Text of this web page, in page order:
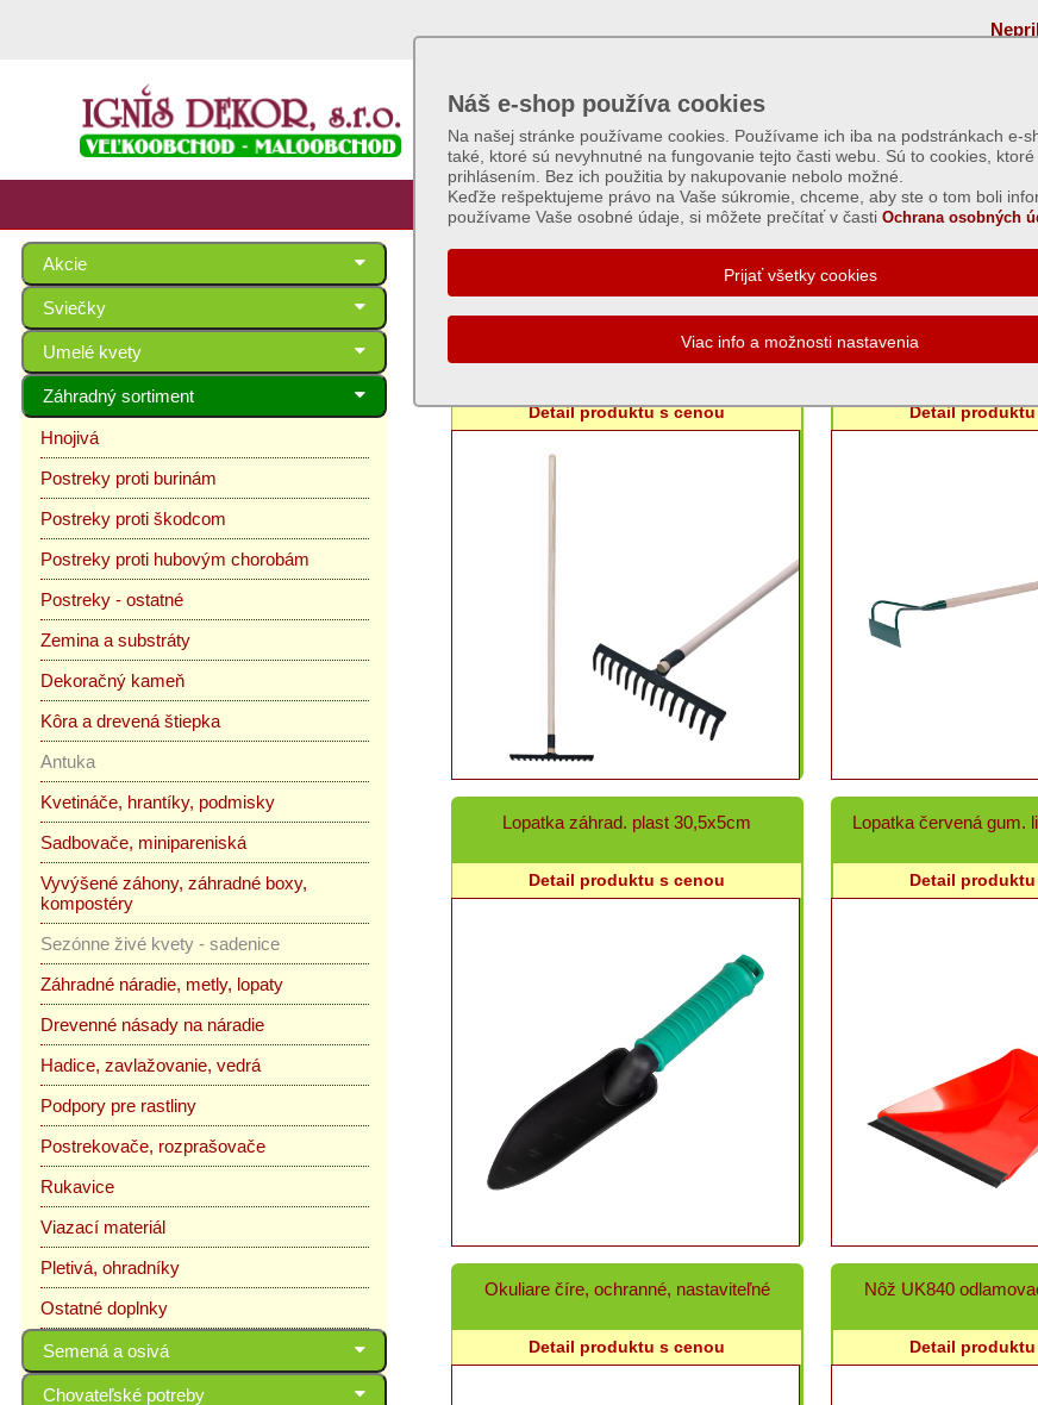
Náš e-shop používa cookies
Na našej stránke používame cookies. Používame ich iba na podstránkach e-
také, ktoré sú nevyhnutné na fungovanie tejto časti webu. Sú to cookies,
prihlásením. Bez ich použitia by nakupovanie nebolo možné.
Keďže rešpektujeme právo na Vaše súkromie, chceme, aby ste o tom boli
používame Vaše osobné údaje, si môžete prečítať v časti Ochrana osobných
Akcie
Sviečky
Umelé kvety
Záhradný sortiment
Hnojivá
Postreky proti burinám
Postreky proti škodcom
Postreky proti hubovým chorobám
Postreky - ostatné
Zemina a substráty
Dekoračný kameň
Kôra a drevená štiepka
Antuka
Kvetináče, hrantíky, podmisky
Sadbovače, minipareniská
Vyvýšené záhony, záhradné boxy,
kompostéry
Sezónne živé kvety - sadenice
Záhradné náradie, metly, lopaty
Drevenné násady na náradie
Hadice, zavlažovanie, vedrá
Podpory pre rastliny
Postrekovače, rozprašovače
Rukavice
Viazací materiál
Pletivá, ohradníky
Ostatné doplnky
Semená a osivá
Chovateľské potreby
Záhradné náradie, metly, lopaty
Detail produktu s cenou Detail
Lopatka záhrad. plast 30,5x5cm
Detail produktu s cenou
Lopatka červená gum.
Detail
Okuliare číre, ochranné, nastaviteľné
Detail produktu s cenou
Nôž UK840
Detail